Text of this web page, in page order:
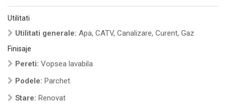
Utilitati
Utilitati generale: Apa, CATV, Canalizare, Curent, Gaz
Finisaje
Pereti: Vopsea lavabila
Podele: Parchet
Stare: Renovat